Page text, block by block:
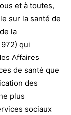
et à toutes,
sur la santé de
la
qui
Affaires
de santé que
des
plus
sociaux